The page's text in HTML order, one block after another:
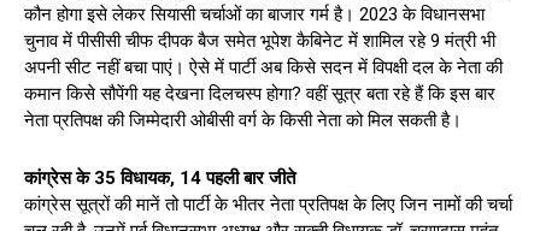
कौन होगा इसे लेकर सियासी चर्चाओं का बाजार गर्म है। 2023 के विधानसभा
चुनाव में पीसीसी चीफ दीपक बैज समेत भूपेश कैबिनेट में शामिल रहे 9 मंत्री भी
अपनी सीट नहीं बचा पाएं। ऐसे में पार्टी अब किसे सदन में विपक्षी दल के नेता की
कमान किसे सौपेंगी यह देखना दिलचस्प होगा? वहीं सूत्र बता रहे हैं कि इस बार
नेता प्रतिपक्ष की जिम्मेदारी ओबीसी वर्ग के किसी नेता को मिल सकती है।
कांग्रेस के 35 विधायक, 14 पहली बार जीते
कांग्रेस सूत्रों की मानें तो पार्टी के भीतर नेता प्रतिपक्ष के लिए जिन नामों की चर्चा